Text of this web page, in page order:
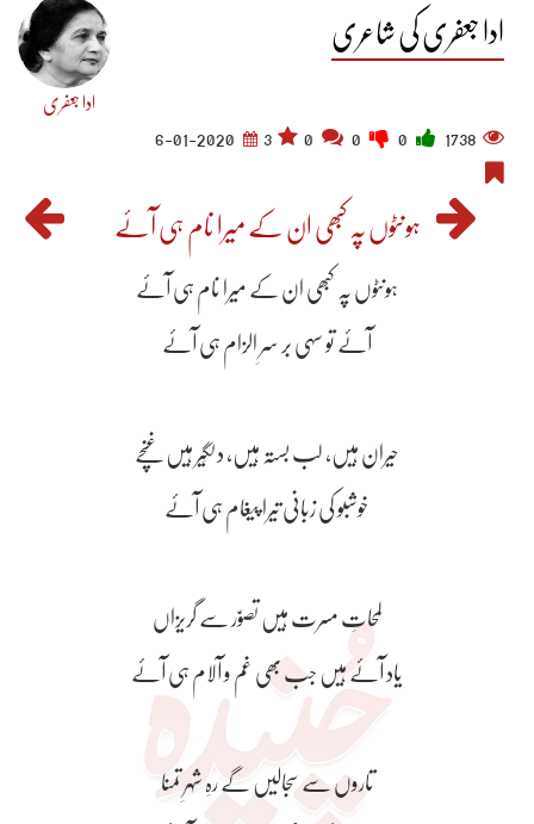
ادا جعفری کی شاعری
ادا جعفری
1738
3
6-01-2020
ہونٹوں پہ کبھی ان کے میرا نام ہی آئے
ہونٹوں پہ کبھی ان کے میرا نام ہی آئے
آئے تو سہی بر سرِ الزام ہی آئے
حیران ہیں، لب بستہ ہیں، دلگِیر ہیں غنچے
خوشبو کی زبانی تیرا پیغام ہی آئے
لمحاتِ مسرت ہیں تصوّر سے گریزاں
یاد آئے ہیں جب بھی غم و آلام ہی آئے
تاروں سے سجالیں گے رہِ شہرِ تمنا